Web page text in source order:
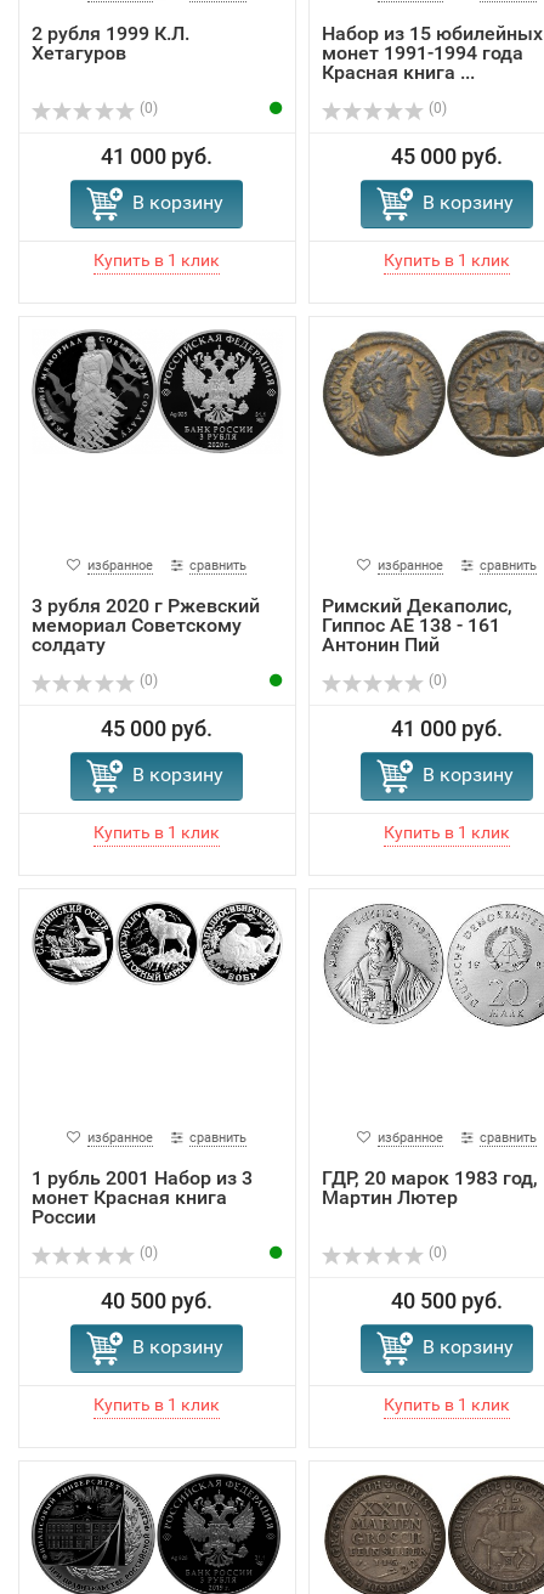
2 рубля 1999 К.Л.
Хетагуров
(0)
41 000 руб.
В корзину
Набор из 15 юбилейных
монет 1991-1994 года
Красная книга ...
(0)
45 000 руб.
В корзину
избранное сравнить
3 рубля 2020 г Ржевский
мемориал Советскому
солдату
(0)
45 000 руб.
В корзину
избранное сравнить
Римский Декаполис,
Гиппос АЕ 138 - 161
Антонин Пий
(0)
41 000 руб.
В корзину
избранное сравнить
1 рубль 2001 Набор из 3
монет Красная книга
России
(0)
40 500 руб.
В корзину
избранное сравнить
ГДР, 20 марок 1983 год,
Мартин Лютер
(0)
40 500 руб.
В корзину